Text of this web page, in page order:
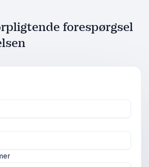
forespørgsel